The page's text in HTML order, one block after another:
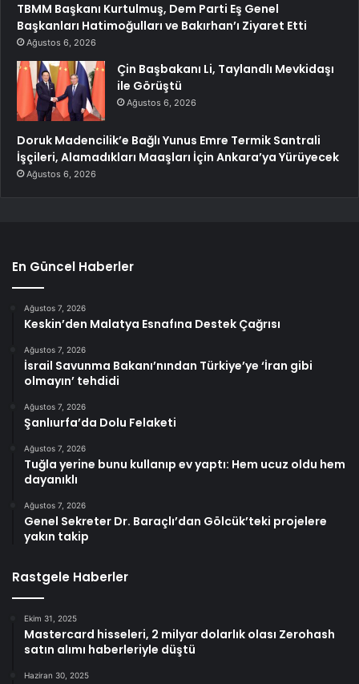
TBMM Başkanı Kurtulmuş, Dem Parti Eş Genel
Başkanları Hatimoğulları ve Bakırhan’ı Ziyaret Etti
Ağustos 6, 2026
Çin Başbakanı Li, Taylandlı Mevkidaşı
ile Görüştü
Ağustos 6, 2026
Doruk Madencilik’e Bağlı Yunus Emre Termik Santrali
İşçileri, Alamadıkları Maaşları İçin Ankara’ya Yürüyecek
Ağustos 6, 2026
En Güncel Haberler
Ağustos 7, 2026
Keskin’den Malatya Esnafına Destek Çağrısı
Ağustos 7, 2026
İsrail Savunma Bakanı’nından Türkiye’ye ‘İran gibi
olmayın’ tehdidi
Ağustos 7, 2026
Şanlıurfa’da Dolu Felaketi
Ağustos 7, 2026
Tuğla yerine bunu kullanıp ev yaptı: Hem ucuz oldu hem
dayanıklı
Ağustos 7, 2026
Genel Sekreter Dr. Baraçlı’dan Gölcük’teki projelere
yakın takip
Rastgele Haberler
Ekim 31, 2025
Mastercard hisseleri, 2 milyar dolarlık olası Zerohash
satın alımı haberleriyle düştü
Haziran 30, 2025